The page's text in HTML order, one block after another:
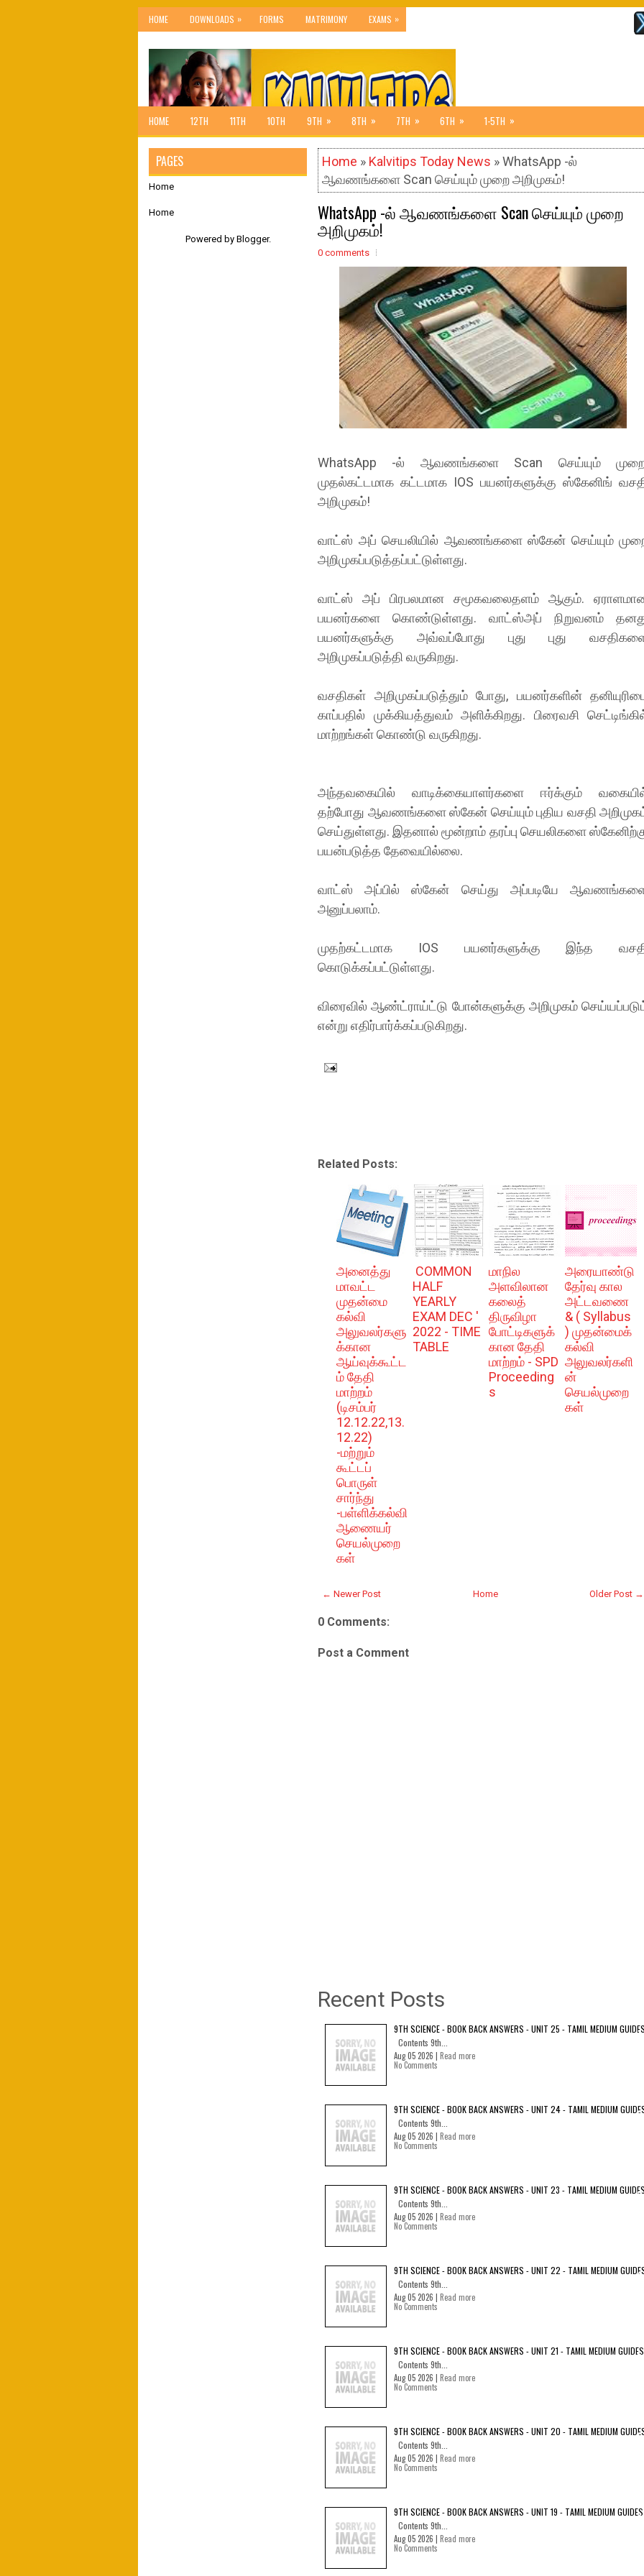
HOME DOWNLOADS » FORMS MATRIMONY EXAMS »
HOME 12TH 11TH 10TH 9TH » 8TH » 7TH » 6TH » 1-5TH »
Home » Kalvitips Today News » WhatsApp -ல்
ஆவணங்களை Scan செய்யும் முறை அறிமுகம்!
WhatsApp -ல் ஆவணங்களை Scan செய்யும் முறை
அறிமுகம்!
0 comments
WhatsApp -ல் ஆவணங்களை Scan செய்யும்
முதல்கட்டமாக கட்டமாக IOS பயனர்களுக்கு ஸ்கேனிங்
அறிமுகம்!
வாட்ஸ் அப் செயலியில் ஆவணங்களை ஸ்கேன் செய்யும்
அறிமுகப்படுத்தப்பட்டுள்ளது.
வாட்ஸ் அப் பிரபலமான சமூகவலைதளம் ஆகும்.
பயனர்களை கொண்டுள்ளது. வாட்ஸ்அப் நிறுவனம்
பயனர்களுக்கு அவ்வப்போது புது புது
அறிமுகப்படுத்தி வருகிறது.
வசதிகள் அறிமுகப்படுத்தும் போது, பயனர்களின்
காப்பதில் முக்கியத்துவம் அளிக்கிறது. பிரைவசி
மாற்றங்கள் கொண்டு வருகிறது.
அந்தவகையில் வாடிக்கையாளர்களை ஈர்க்கும்
தற்போது ஆவணங்களை ஸ்கேன் செய்யும் புதிய வசதி
செய்துள்ளது. இதனால் மூன்றாம் தரப்பு செயலிகளை
பயன்படுத்த தேவையில்லை.
வாட்ஸ் அப்பில் ஸ்கேன் செய்து அப்படியே
அனுப்பலாம்.
முதற்கட்டமாக IOS பயனர்களுக்கு இந்த
கொடுக்கப்பட்டுள்ளது.
விரைவில் ஆண்ட்ராய்ட்டு போன்களுக்கு அறிமுகம்
என்று எதிர்பார்க்கப்படுகிறது.
Related Posts:
அனைத்து
மாவட்ட
முதன்மை
கல்வி
அலுவலர்களு
க்கான
ஆய்வுக்கூட்ட
ம் தேதி
மாற்றம்
(டிசம்பர்
12.12.22,13.
12.22)
-மற்றும்
கூட்டப்
பொருள்
சார்ந்து
-பள்ளிக்கல்வி
ஆணையர்
செயல்முறை
கள்
COMMON
HALF
YEARLY
EXAM DEC '
2022 - TIME
TABLE
மாநில
அளவிலான
கலைத்
திருவிழா
போட்டிகளுக்
கான தேதி
மாற்றம் - SPD
Proceeding
s
அரையாண்டு
தேர்வு கால
அட்டவணை
& ( Syllabus
) முதன்மைக்
கல்வி
அலுவலர்களி
ன்
செயல்முறை
கள்
← Newer Post Older Post →
Home
0 Comments:
Post a Comment
Recent Posts
9TH SCIENCE - BOOK BACK ANSWERS - UNIT 25 - TAMIL MEDIUM
Contents 9th...
Aug 05 2026 | Read more
No Comments
9TH SCIENCE - BOOK BACK ANSWERS - UNIT 24 - TAMIL MEDIUM
Contents 9th...
Aug 05 2026 | Read more
No Comments
9TH SCIENCE - BOOK BACK ANSWERS - UNIT 23 - TAMIL MEDIUM
Contents 9th...
Aug 05 2026 | Read more
No Comments
9TH SCIENCE - BOOK BACK ANSWERS - UNIT 22 - TAMIL MEDIUM
Contents 9th...
Aug 05 2026 | Read more
No Comments
9TH SCIENCE - BOOK BACK ANSWERS - UNIT 21 - TAMIL MEDIUM GUIDES
Contents 9th...
Aug 05 2026 | Read more
No Comments
9TH SCIENCE - BOOK BACK ANSWERS - UNIT 20 - TAMIL MEDIUM
Contents 9th...
Aug 05 2026 | Read more
No Comments
9TH SCIENCE - BOOK BACK ANSWERS - UNIT 19 - TAMIL MEDIUM GUIDES
Contents 9th...
Aug 05 2026 | Read more
No Comments
PAGES
Home
Home
Powered by Blogger.